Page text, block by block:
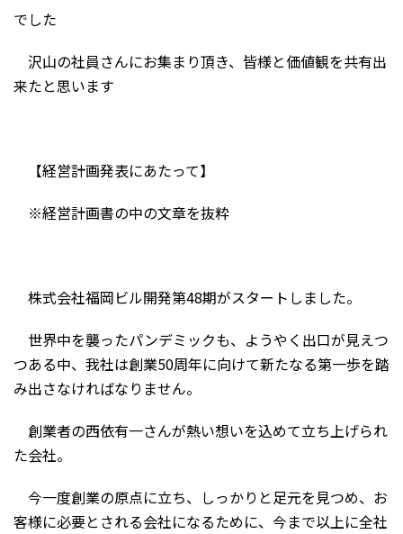
でした
沢山の社員さんにお集まり頂き、皆様と価値観を共有出
来たと思います
【経営計画発表にあたって】
※経営計画書の中の文章を抜粋
株式会社福岡ビル開発第48期がスタートしました。
世界中を襲ったパンデミックも、ようやく出口が見えつ
つある中、我社は創業50周年に向けて新たなる第一歩を踏
み出さなければなりません。
創業者の西依有一さんが熱い想いを込めて立ち上げられ
た会社。
今一度創業の原点に立ち、しっかりと足元を見つめ、お
客様に必要とされる会社になるために、今まで以上に全社